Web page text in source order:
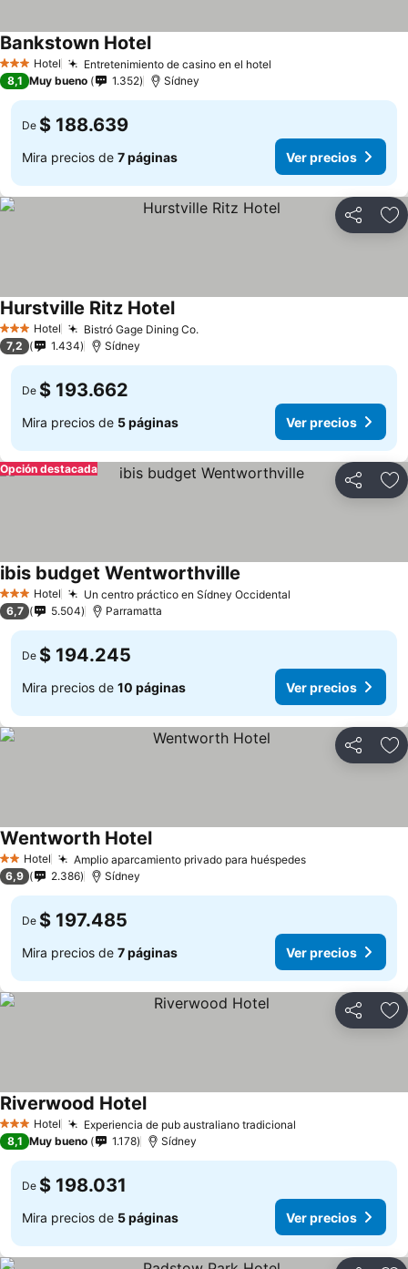
3 Estrellas
Hotel Entretenimiento de casino en el hotel
Bankstown HotelVer precios
8,1 Muy bueno 1.352 Sídney
De $ 188.639
Mira precios de 7 páginas Ver precios
Compartir
3 Estrellas
Hotel Bistró Gage Dining Co.Ver precios
Hurstville Ritz HotelVer precios
7,2 1.434 Sídney
De $ 193.662
Mira precios de 5 páginas Ver precios
Compartir
Opción destacada
3 Estrellas
Hotel Un centro práctico en Sídney Occidental
ibis budget Wentworthville
6,7 5.504 Parramatta
De $ 194.245
Mira precios de 10 páginas Ver precios
Compartir
2 Estrellas
Hotel Amplio aparcamiento privado para huéspedesVer precios
Wentworth HotelVer precios
6,9 2.386 Sídney
De $ 197.485
Mira precios de 7 páginas Ver precios
Compartir
3 Estrellas
Hotel Experiencia de pub australiano tradicional
Riverwood HotelVer precios
8,1 Muy bueno 1.178 Sídney
De $ 198.031
Mira precios de 5 páginas Ver precios